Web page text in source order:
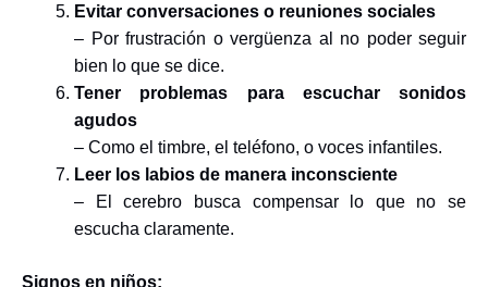
Evitar conversaciones o reuniones sociales
– Por frustración o vergüenza al no poder seguir
bien lo que se dice.
Tener problemas para escuchar sonidos
agudos
– Como el timbre, el teléfono, o voces infantiles.
Leer los labios de manera inconsciente
– El cerebro busca compensar lo que no se
escucha claramente.
Signos en niños: